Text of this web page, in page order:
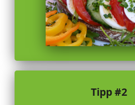
Tipp #2